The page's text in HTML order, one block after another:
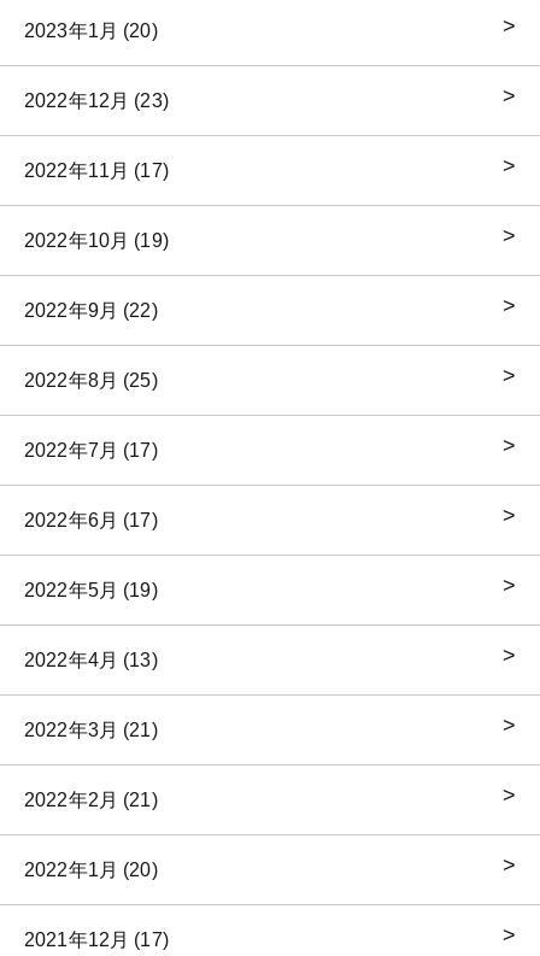
2023年1月 (20)
2022年12月 (23)
2022年11月 (17)
2022年10月 (19)
2022年9月 (22)
2022年8月 (25)
2022年7月 (17)
2022年6月 (17)
2022年5月 (19)
2022年4月 (13)
2022年3月 (21)
2022年2月 (21)
2022年1月 (20)
2021年12月 (17)